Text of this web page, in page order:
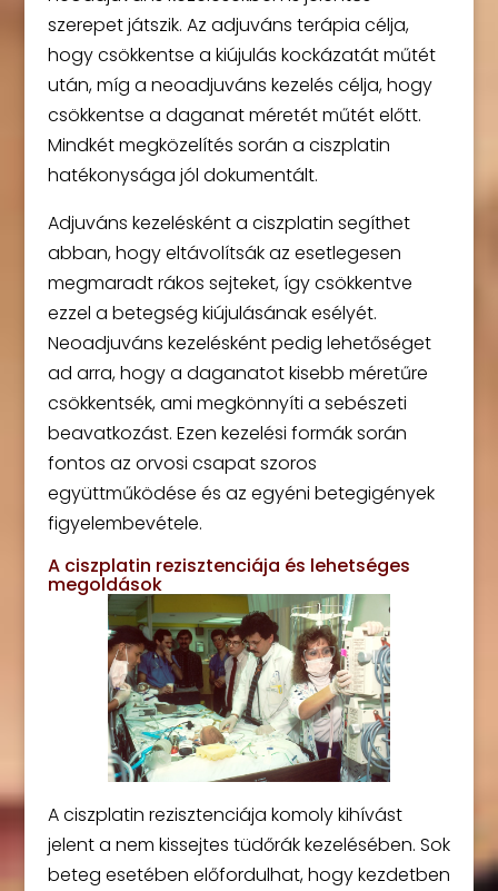
szerepet játszik. Az adjuváns terápia célja,
hogy csökkentse a kiújulás kockázatát műtét
után, míg a neoadjuváns kezelés célja, hogy
csökkentse a daganat méretét műtét előtt.
Mindkét megközelítés során a ciszplatin
hatékonysága jól dokumentált.
Adjuváns kezelésként a ciszplatin segíthet
abban, hogy eltávolítsák az esetlegesen
megmaradt rákos sejteket, így csökkentve
ezzel a betegség kiújulásának esélyét.
Neoadjuváns kezelésként pedig lehetőséget
ad arra, hogy a daganatot kisebb méretűre
csökkentsék, ami megkönnyíti a sebészeti
beavatkozást. Ezen kezelési formák során
fontos az orvosi csapat szoros
együttműködése és az egyéni betegigények
figyelembevétele.
A ciszplatin rezisztenciája és lehetséges
megoldások
A ciszplatin rezisztenciája komoly kihívást
jelent a nem kissejtes tüdőrák kezelésében. Sok
beteg esetében előfordulhat, hogy kezdetben